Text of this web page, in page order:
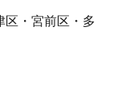
区・宮前区・多